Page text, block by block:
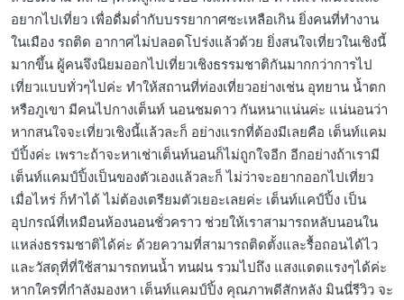
อยากไปเที่ยว เพื่อดื่มด่ำกับบรรยากาศซะเหลือเกิน ยิ่งคนที่ทำงาน
ในเมือง รถติด อากาศไม่ปลอดโปร่งแล้วด้วย ยิ่งสนใจเที่ยวในเชิงนี้
มากขึ้น ผู้คนจึงนิยมออกไปเที่ยวเชิงธรรมชาติกันมากกว่าการไป
เที่ยวแบบทั่วๆไปค่ะ ทำให้สถานที่ท่องเที่ยวอย่างเช่น อุทยาน น้ำตก
หรือภูเขา มีคนไปกางเต็นท์ นอนชมดาว กันหนาแน่นค่ะ แน่นอนว่า
หากสนใจจะเที่ยวเชิงนี้แล้วละก็ อย่างแรกที่ต้องมีเลยคือ เต็นท์แคม
ป์ปิ้งค่ะ เพราะถ้าจะหาเช่าเต็นท์นอนก็ไม่ถูกใจอีก อีกอย่างถ้าเรามี
เต็นท์แคมป์ปิ้งเป็นของตัวเองแล้วละก็ ไม่ว่าจะอยากออกไปเที่ยว
เมื่อไหร่ ก็ทำได้ ไม่ต้องเตรียมตัวเยอะเลยค่ะ เต็นท์แคป์ปิ้ง เป็น
อุปกรณ์ที่เหมือนห้องนอนชั่วคราว ช่วยให้เราสามารถหลับนอนใน
แหล่งธรรมชาติได้ค่ะ ด้วยความที่สามารถติดตั้งและรื้อถอนได้ไว
และวัสดุที่ที่ใช้สามารถทนน้ำ ทนฝน รวมไปถึง แสงแดดแรงๆได้ค่ะ
หากใครที่กำลังมองหา เต็นท์แคมป์ปิ้ง คุณภาพดีสักหลัง มินนี่รีวิว จะ